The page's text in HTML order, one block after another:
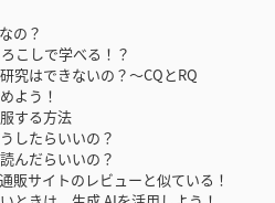
の？
こしで学べる！？
はできないの？～CQとRQ
よう！
する方法
したらいいの？
んだらいいの？
サイトのレビューと似ている！